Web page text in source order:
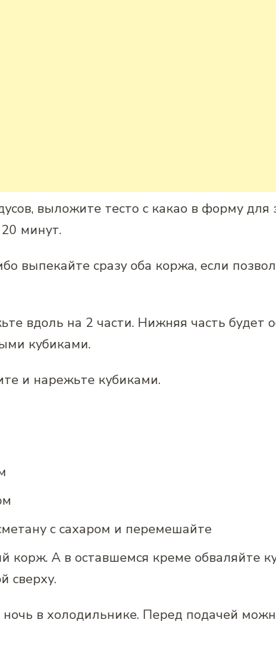
выложите тесто с какао в форму для
минут.
выпекайте сразу оба коржа, если
вдоль на 2 части. Нижняя часть будет
кубиками.
и нарежьте кубиками.
с сахаром и перемешайте
корж. А в оставшемся креме обваляйте
сверху.
в холодильнике. Перед подачей